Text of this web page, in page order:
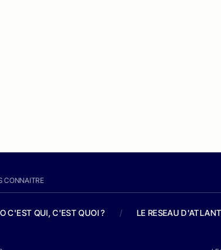
CONNAITRE
C'EST QUI, C'EST QUOI ? / LE RESEAU